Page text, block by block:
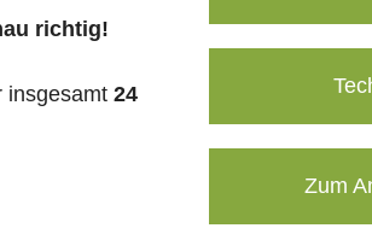
richtig!
insgesamt 24
Zum